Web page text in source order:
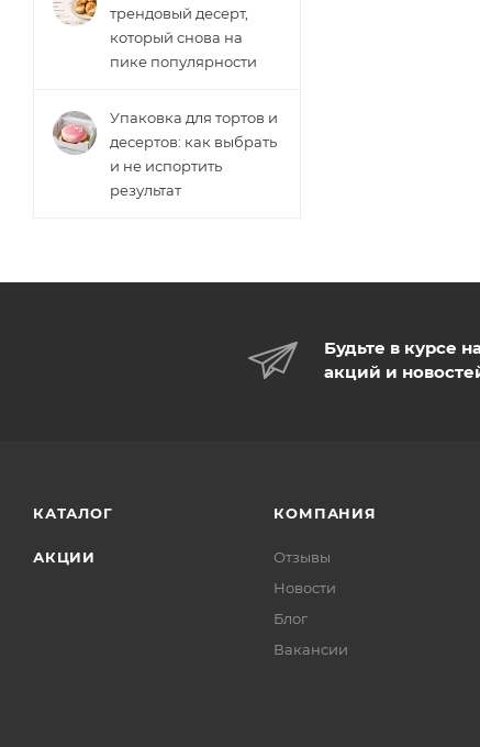
трендовый десерт,
который снова на
пике популярности
Упаковка для тортов и
десертов: как выбрать
и не испортить
результат
Будьте в курсе
акций и
КАТАЛОГ
АКЦИИ
КОМПАНИЯ
Отзывы
Новости
Блог
Вакансии